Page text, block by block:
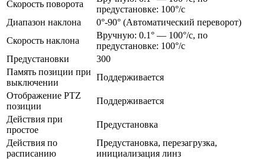
Скорость поворота
предустановке: 100°/c
Диапазон наклона
0°-90° (Автоматический переворот)
Скорость наклона
Вручную: 0.1° — 100°/с, по
предустановке: 100°/c
Предустановки
300
Память позиции при
выключении
Поддерживается
Отображение PTZ
позиции
Поддерживается
Действия при
простое
Предустановка
Действия по
расписанию
Предустановка, перезагрузка,
инициализация линз